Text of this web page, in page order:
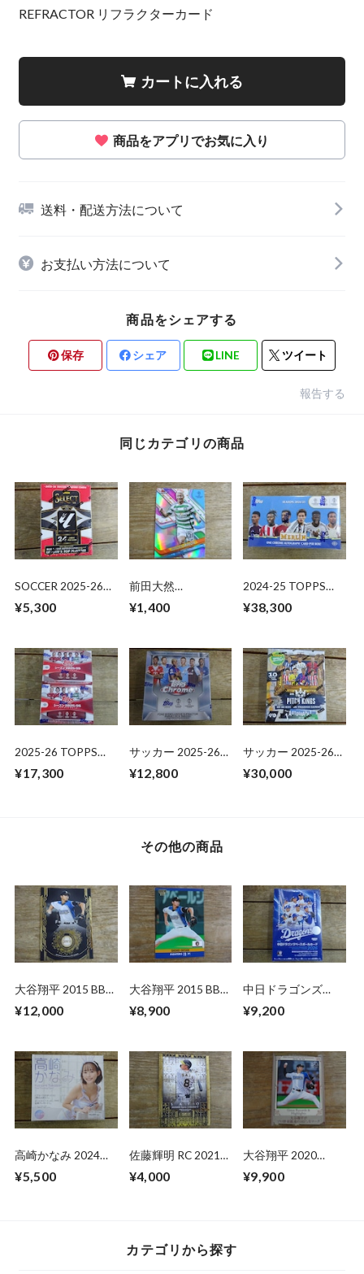
REFRACTOR リフラクターカード
カートに入れる
商品をアプリでお気に入り
送料・配送方法について
お支払い方法について
商品をシェアする
保存 シェア LINE ツイート
報告する
同じカテゴリの商品
SOCCER 2025-26
LALIGA BLASTER 未
¥5,300
前田大然
2024-25 TOPPS
¥1,400
2024-25 TOPPS
COMPETITIONS
¥38,300
2025-26 TOPPS
COMPETITIONS
¥17,300
サッカー 2025-26
UCC MEGA BOX 未
¥12,800
サッカー 2025-26
KINGS HOBBY
¥30,000
その他の商品
大谷翔平 2015 BBM
¥12,000
大谷翔平 2015 BBM
¥8,900
中日ドラゴンズ
BOX
¥9,200
高崎かなみ 2024
BOX
¥5,500
佐藤輝明 RC 2021
¥4,000
大谷翔平 2020
野球最速165キロを
¥9,900
カテゴリから探す